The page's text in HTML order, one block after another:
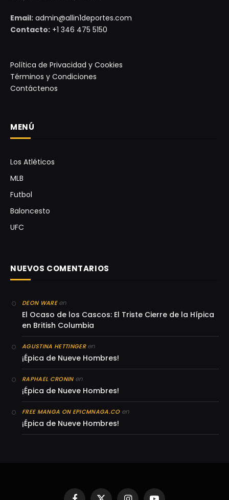
Email: admin@allin1deportes.com
Contacto: +1 346 475 5150
Política de Privacidad y Cookies
Términos y Condiciones
Contáctenos
MENÚ
Los Atléticos
MLB
Futbol
Baloncesto
UFC
NUEVOS COMENTARIOS
DEON WAREen
El Ocaso de los Cascos: El Triste Cierre de la Hípica
en British Columbia
AGUSTINA HETTINGERen
¡Épica de Nueve Hombres!
RAPHAEL CRONINen
¡Épica de Nueve Hombres!
FREE MANGA ON EPICMNAGA.COen
¡Épica de Nueve Hombres!